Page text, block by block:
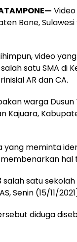
Bone,
video
satu SMA di
AR dan CA.
warga Dusun
Kajuara,
yang meminta
membenarkan hal
salah satu
Senin (15/11/
diduga